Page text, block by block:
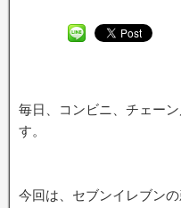
毎日、コンビニ、チェー
す。
今回は、セブンイレブン